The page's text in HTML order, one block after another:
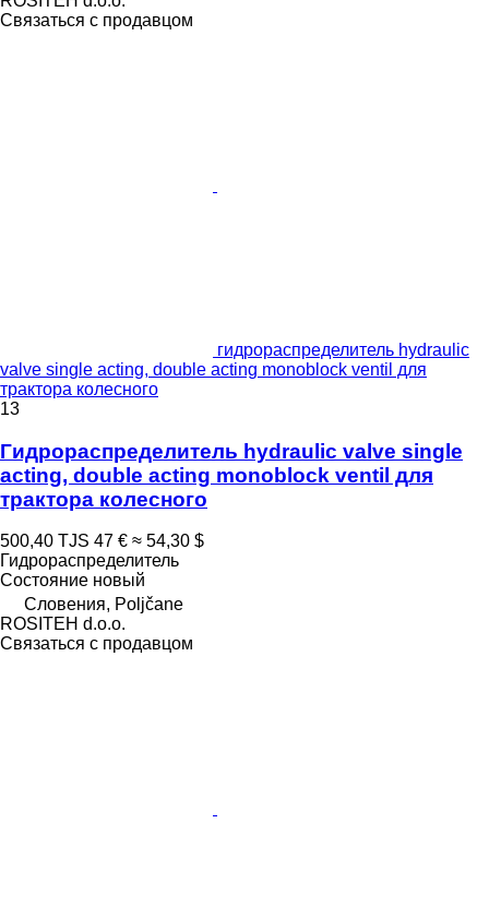
Связаться с продавцом
гидрораспределитель hydraulic
valve single acting, double acting monoblock ventil для
трактора колесного
13
Гидрораспределитель hydraulic valve single
acting, double acting monoblock ventil для
трактора колесного
500,40 TJS 47 € ≈ 54,30 $
Гидрораспределитель
Состояние новый
Словения, Poljčane
ROSITEH d.o.o.
Связаться с продавцом